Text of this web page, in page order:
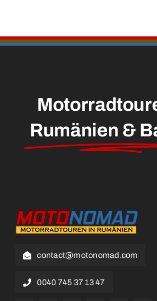
Rumänien &
contact@motonomad.com
0040 745 37 13 47